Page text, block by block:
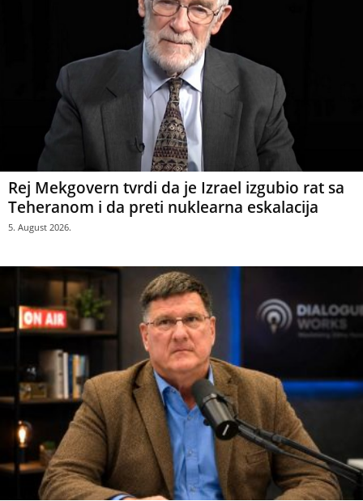
Rej Mekgovern tvrdi da je Izrael izgubio rat sa
Teheranom i da preti nuklearna eskalacija
5. August 2026.